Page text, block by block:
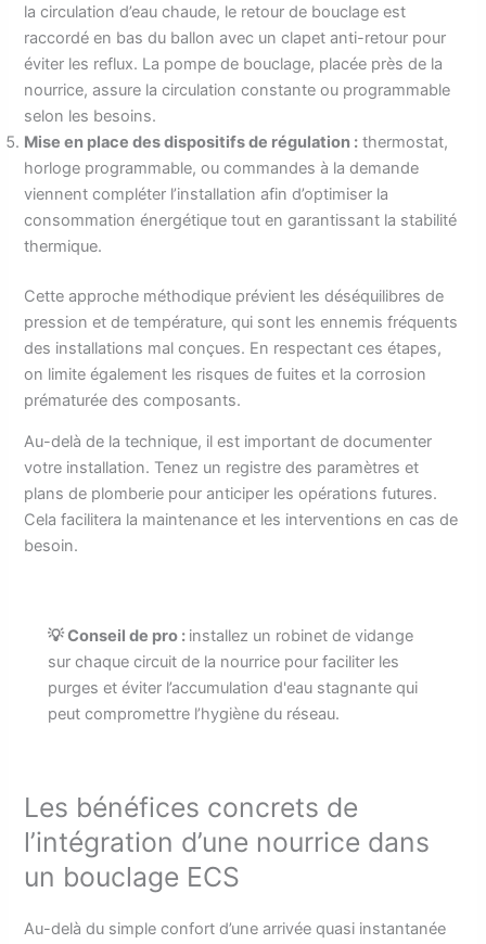
la circulation d’eau chaude, le retour de bouclage est
raccordé en bas du ballon avec un clapet anti-retour pour
éviter les reflux. La pompe de bouclage, placée près de la
nourrice, assure la circulation constante ou programmable
selon les besoins.
Mise en place des dispositifs de régulation : thermostat,
horloge programmable, ou commandes à la demande
viennent compléter l’installation afin d’optimiser la
consommation énergétique tout en garantissant la stabilité
thermique.
Cette approche méthodique prévient les déséquilibres de
pression et de température, qui sont les ennemis fréquents
des installations mal conçues. En respectant ces étapes,
on limite également les risques de fuites et la corrosion
prématurée des composants.
Au-delà de la technique, il est important de documenter
votre installation. Tenez un registre des paramètres et
plans de plomberie pour anticiper les opérations futures.
Cela facilitera la maintenance et les interventions en cas de
besoin.
💡 Conseil de pro : installez un robinet de vidange
sur chaque circuit de la nourrice pour faciliter les
purges et éviter l’accumulation d'eau stagnante qui
peut compromettre l’hygiène du réseau.
Les bénéfices concrets de
l’intégration d’une nourrice dans
un bouclage ECS
Au-delà du simple confort d’une arrivée quasi instantanée